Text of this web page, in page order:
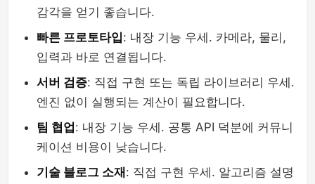
감각을 얻기 좋습니다.
빠른 프로토타입: 내장 기능 우세. 카메라, 물리,
입력과 바로 연결됩니다.
서버 검증: 직접 구현 또는 독립 라이브러리 우세.
엔진 없이 실행되는 계산이 필요합니다.
팀 협업 : 내장 기능 우세. 공통 API 덕분에 커뮤니
케이션 비용이 낮습니다.
기술 블로그 소재 : 직접 구현 우세. 알고리즘 설명